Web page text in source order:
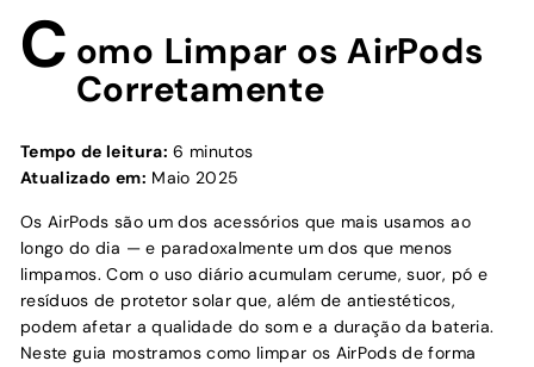
C omo Limpar os AirPods
Corretamente
Tempo de leitura: 6 minutos
Atualizado em: Maio 2025
Os AirPods são um dos acessórios que mais usamos ao
longo do dia — e paradoxalmente um dos que menos
limpamos. Com o uso diário acumulam cerume, suor, pó e
resíduos de protetor solar que, além de antiestéticos,
podem afetar a qualidade do som e a duração da bateria.
Neste guia mostramos como limpar os AirPods de forma